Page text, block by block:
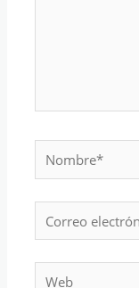
Nombre*
electrónico*
Web